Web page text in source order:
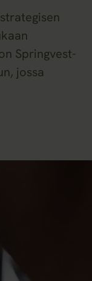
Springvest-
jossa